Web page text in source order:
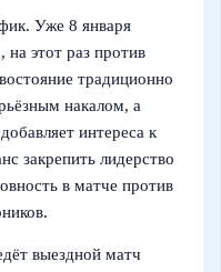
Уже 8 января
на этот раз против
традиционно
накалом, а
интереса к
закрепить лидерство
в матче против
выездной матч